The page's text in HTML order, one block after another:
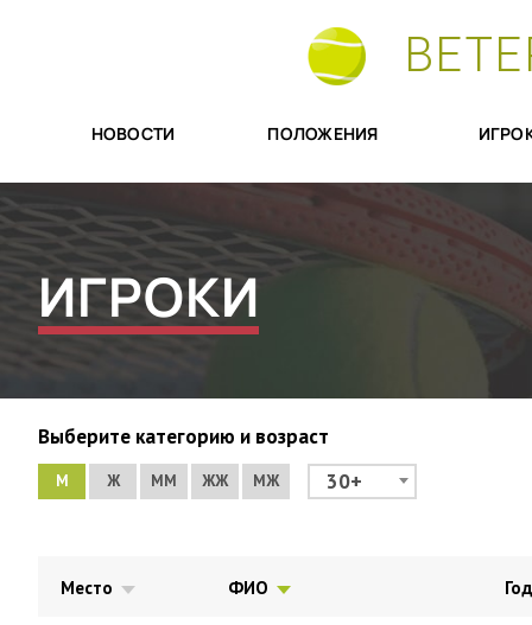
НОВОСТИ ПОЛОЖЕНИЯ
ИГРОКИ
Выберите категорию и возраст
М Ж ММ ЖЖ МЖ 30+
Место ФИО